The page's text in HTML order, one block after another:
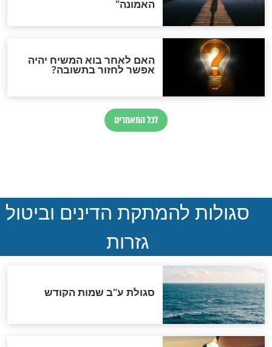
ההסכם החשאי של טראמפ
סימני שאלה
שורדת השואה שחוגגת 100:
"מודה לקב"ה על כל השנים"
לכל המאמרים